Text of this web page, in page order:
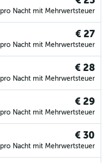
pro Nacht mit Mehrwertsteuer
€ 27
pro Nacht mit Mehrwertsteuer
€ 28
pro Nacht mit Mehrwertsteuer
€ 29
pro Nacht mit Mehrwertsteuer
€ 30
pro Nacht mit Mehrwertsteuer